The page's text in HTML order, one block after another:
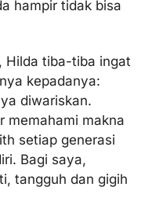
hampir tidak bisa
Hilda tiba-tiba ingat
kepadanya:
diwariskan.
memahami makna
setiap generasi
Bagi saya,
tangguh dan gigih